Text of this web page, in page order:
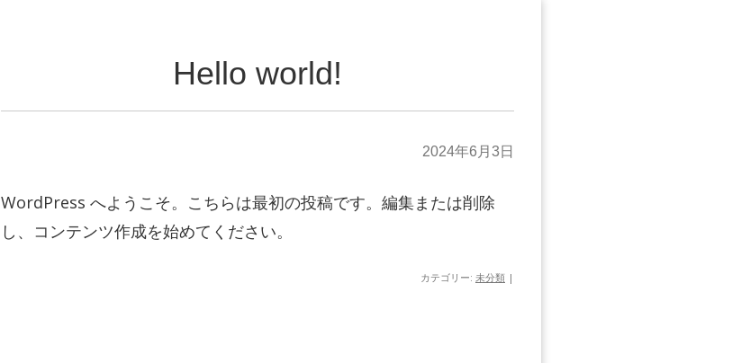
Hello world!
2024年6月3日
WordPress へようこそ。こちらは最初の投稿です。編集または削除
し、コンテンツ作成を始めてください。
カテゴリー: 未分類 |